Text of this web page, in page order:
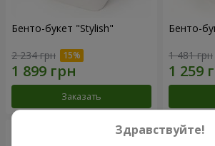
Бенто-букет "Stylish"
2 234 грн
Заказать
Бенто-
1 481 грн
Здравствуйте!